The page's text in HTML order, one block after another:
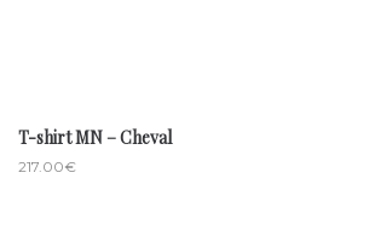
T-shirt MN – Cheval
217.00€